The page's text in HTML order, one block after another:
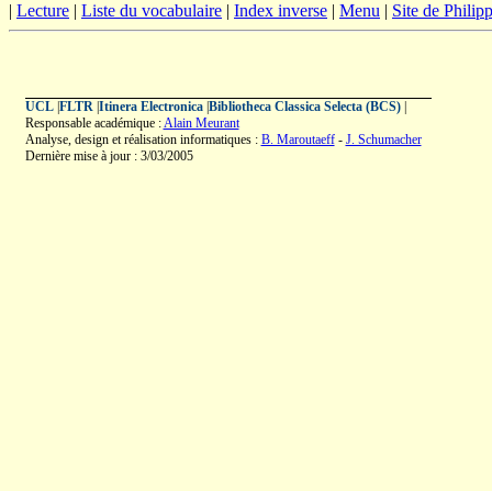
| Lecture | Liste du vocabulaire | Index inverse | Menu | Site de
UCL| FLTR| Itinera Electronica| Bibliotheca Classica Selecta (BCS)|
Responsable académique :Alain Meurant
Analyse, design et réalisation informatiques : B. Maroutaeff- J. Schumacher
Dernière mise à jour : 3/03/2005